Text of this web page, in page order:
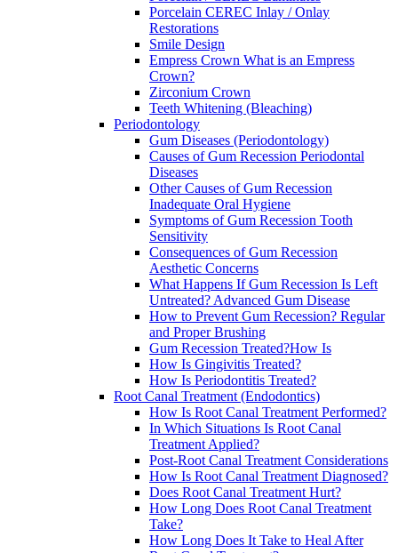
Porcelain CEREC Inlay / Onlay
Restorations
Smile Design
Empress Crown What is an Empress
Crown?
Zirconium Crown
Teeth Whitening (Bleaching)
Periodontology
Gum Diseases (Periodontology)
Causes of Gum Recession Periodontal
Diseases
Other Causes of Gum Recession
Inadequate Oral Hygiene
Symptoms of Gum Recession Tooth
Sensitivity
Consequences of Gum Recession
Aesthetic Concerns
What Happens If Gum Recession Is Left
Untreated? Advanced Gum Disease
How to Prevent Gum Recession? Regular
and Proper Brushing
Gum Recession Treated?How Is
How Is Gingivitis Treated?
How Is Periodontitis Treated?
Root Canal Treatment (Endodontics)
How Is Root Canal Treatment Performed?
In Which Situations Is Root Canal
Treatment Applied?
Post-Root Canal Treatment Considerations
How Is Root Canal Treatment Diagnosed?
Does Root Canal Treatment Hurt?
How Long Does Root Canal Treatment
Take?
How Long Does It Take to Heal After